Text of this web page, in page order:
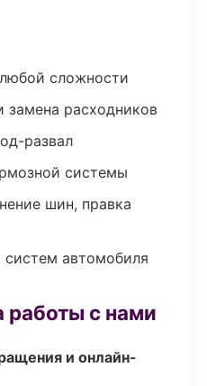
сложности
замена расходников
развал
системы
шин, правка
систем автомобиля
с нами
и онлайн-